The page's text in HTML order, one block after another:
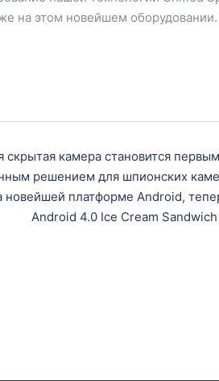
на этом новейшем оборудовании.
камера становится
решением для шпионских
платформе Android,
Android 4.0 Ice Cream Sandwich